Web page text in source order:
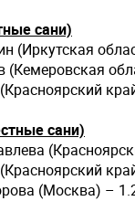
сани)
(Иркутская
(Кемеровская
сани)
(Москва) –